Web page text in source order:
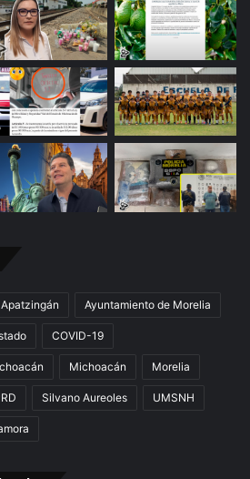
Apatzingán Ayuntamiento de Morelia
COVID-19
Michoacán Morelia
Silvano Aureoles UMSNH